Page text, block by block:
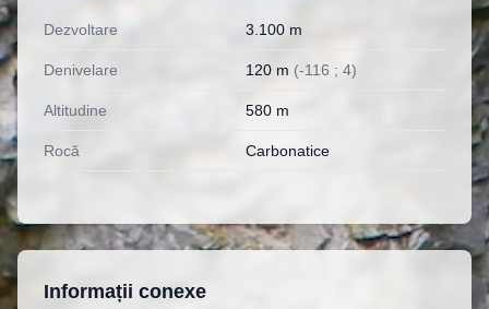
Dezvoltare 3.100 m
Denivelare 120 m (-116 ; 4)
Altitudine 580 m
Rocă Carbonatice
Informații conexe